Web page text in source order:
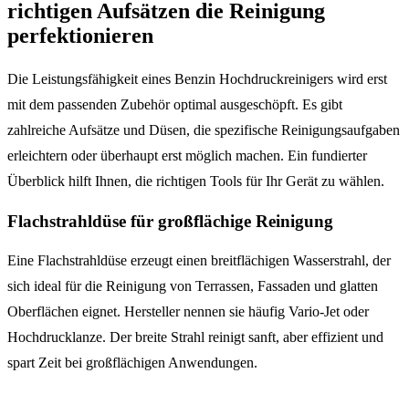
richtigen Aufsätzen die Reinigung
perfektionieren
Die Leistungsfähigkeit eines Benzin Hochdruckreinigers wird erst
mit dem passenden Zubehör optimal ausgeschöpft. Es gibt
zahlreiche Aufsätze und Düsen, die spezifische Reinigungsaufgaben
erleichtern oder überhaupt erst möglich machen. Ein fundierter
Überblick hilft Ihnen, die richtigen Tools für Ihr Gerät zu wählen.
Flachstrahldüse für großflächige Reinigung
Eine Flachstrahldüse erzeugt einen breitflächigen Wasserstrahl, der
sich ideal für die Reinigung von Terrassen, Fassaden und glatten
Oberflächen eignet. Hersteller nennen sie häufig Vario-Jet oder
Hochdrucklanze. Der breite Strahl reinigt sanft, aber effizient und
spart Zeit bei großflächigen Anwendungen.